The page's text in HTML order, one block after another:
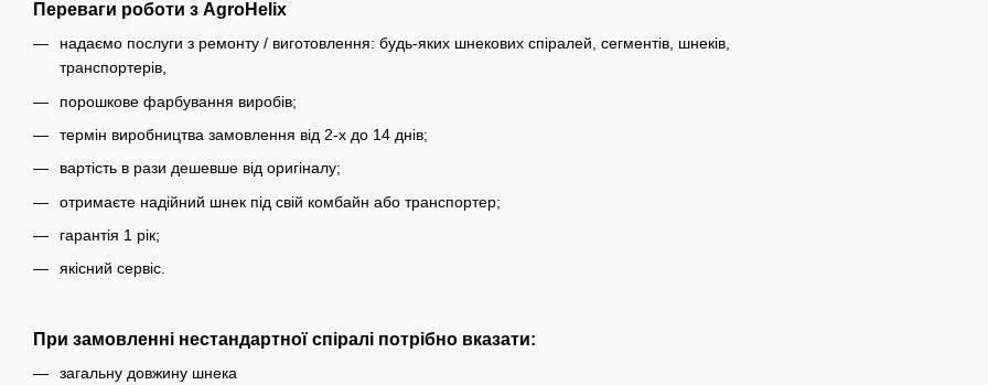
Переваги роботи з AgroHelix
надаємо послуги з ремонту / виготовлення: будь-яких шнекових спіралей, сегментів, шнеків,
транспортерів,
порошкове фарбування виробів;
термін виробництва замовлення від 2-х до 14 днів;
вартість в рази дешевше від оригіналу;
отримаєте надійний шнек під свій комбайн або транспортер;
гарантія 1 рік;
якісний сервіс.
При замовленні нестандартної спіралі потрібно вказати:
загальну довжину шнека